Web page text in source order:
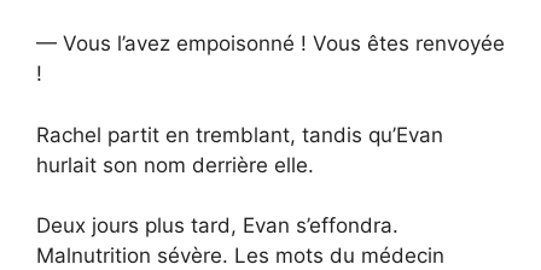
— Vous l’avez empoisonné ! Vous êtes renvoyée
!
Rachel partit en tremblant, tandis qu’Evan
hurlait son nom derrière elle.
Deux jours plus tard, Evan s’effondra.
Malnutrition sévère. Les mots du médecin